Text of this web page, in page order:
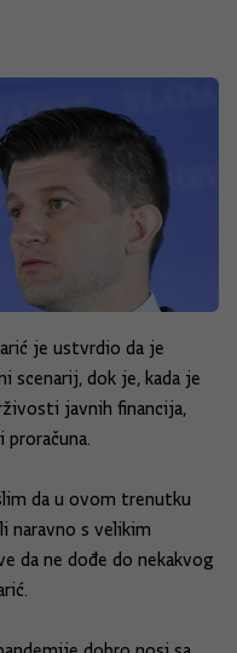
je ustvrdio da je
scenarij, dok je, kada je
javnih financija,
proračuna.
da u ovom trenutku
naravno s velikim
da ne dođe do nekakvog